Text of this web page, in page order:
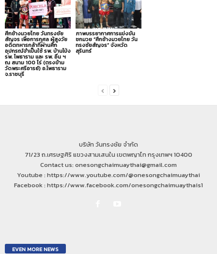
ศึกช้างมวยไทย วันทรงชัย
สัญจร เพื่อการกุศล ผู้สูงวัย
อดีตทหารกล้าที่ผ่านศึก
อุปกรณ์จำเป็นใช้ รพ. บ้านโป่ง
รพ. โพธาราม และ รพ. อื่น ฯ
ณ สนาม 100 ไร่ (ตรงข้าม
วัดพระศรีอารย์) อ.โพธาราม
จ.ราชบุรี
ภาพบรรยากาศการแข่งขัน
ชกมวย “ศึกช้างมวยไทย วัน
ทรงชัยสัญจร” จังหวัด
สุรินทร์
บริษัท วันทรงชัย จำกัด
71/23 ถ.เศรษฐศิริ แขวงสามเสนใน เขตพญาไท กรุงเทพฯ 10400
Contact us: onesongchaimuaythai@gmail.com
Youtube : https://www.youtube.com/@onesongchaimuaythai
Facebook : https://www.facebook.com/onesongchaimuaythais1
EVEN MORE NEWS